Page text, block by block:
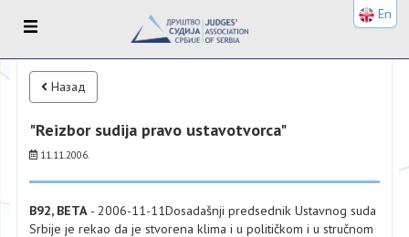
Назад
"Reizbor sudija pravo ustavotvorca"
11.11.2006.
B92, BETA- 2006-11-11Dosadašnji predsednik Ustavnog suda
Srbije je rekao da je stvorena klima i u političkom i u stručnom
En